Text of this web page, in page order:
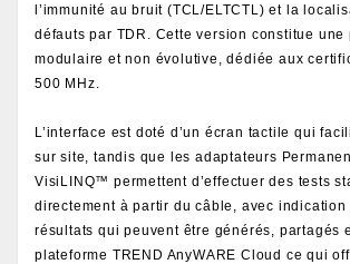
l’immunité au bruit (TCL/ELTCTL) et la
défauts par TDR. Cette version constitue une
modulaire et non évolutive, dédiée aux
500 MHz.
L’interface est doté d’un écran tactile qui
sur site, tandis que les adaptateurs
VisiLINQ™ permettent d’effectuer des tests
directement à partir du câble, avec
résultats qui peuvent être générés, partagés
plateforme TREND AnyWARE Cloud ce qui